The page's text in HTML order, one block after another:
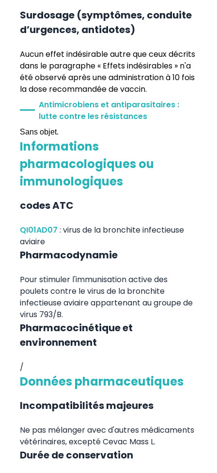
Surdosage (symptômes, conduite
d’urgences, antidotes)
Aucun effet indésirable autre que ceux décrits
dans le paragraphe « Effets indésirables » n'a
été observé après une administration à 10 fois
la dose recommandée de vaccin.
Antimicrobiens et antiparasitaires :
lutte contre les résistances
Sans objet.
Informations
pharmacologiques ou
immunologiques
codes ATC
QI01AD07 : virus de la bronchite infectieuse
aviaire
Pharmacodynamie
Pour stimuler l'immunisation active des
poulets contre le virus de la bronchite
infectieuse aviaire appartenant au groupe de
virus 793/B.
Pharmacocinétique et
environnement
/
Données pharmaceutiques
Incompatibilités majeures
Ne pas mélanger avec d'autres médicaments
vétérinaires, excepté Cevac Mass L.
Durée de conservation